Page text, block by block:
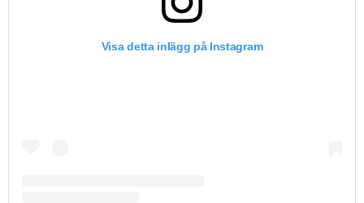
Visa detta inlägg på Instagram